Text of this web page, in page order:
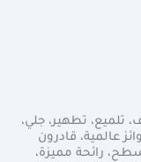
تلميع، تطهير، جلي،
عالمية، قادرون
رائحة مميزة،